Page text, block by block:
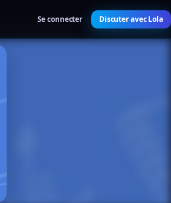
Se connecter Discuter avec Lola